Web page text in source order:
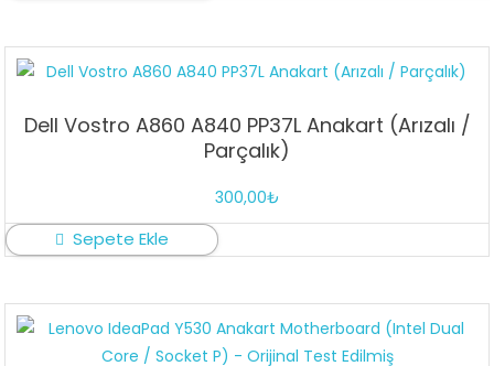
Dell Vostro A860 A840 PP37L Anakart (Arızalı /
Parçalık)
300,00₺
Sepete Ekle